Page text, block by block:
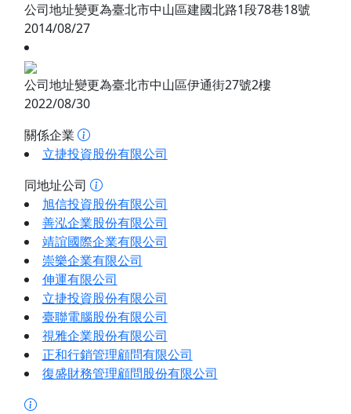
公司地址變更為臺北市中山區建國北路1段78巷18號
2014/08/27
公司地址變更為臺北市中山區伊通街27號2樓
2022/08/30
關係企業
立捷投資股份有限公司
同地址公司
旭信投資股份有限公司
善泓企業股份有限公司
靖誼國際企業有限公司
崇樂企業有限公司
伸運有限公司
立捷投資股份有限公司
臺聯電腦股份有限公司
視雅企業股份有限公司
正和行銷管理顧問有限公司
復盛財務管理顧問股份有限公司